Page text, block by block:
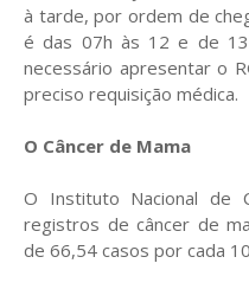
à tarde, por ordem de
é das 07h às 12 e de
necessário apresentar o
preciso requisição médica.
O Câncer de Mama
O Instituto Nacional de
registros de câncer de
de 66,54 casos por cada